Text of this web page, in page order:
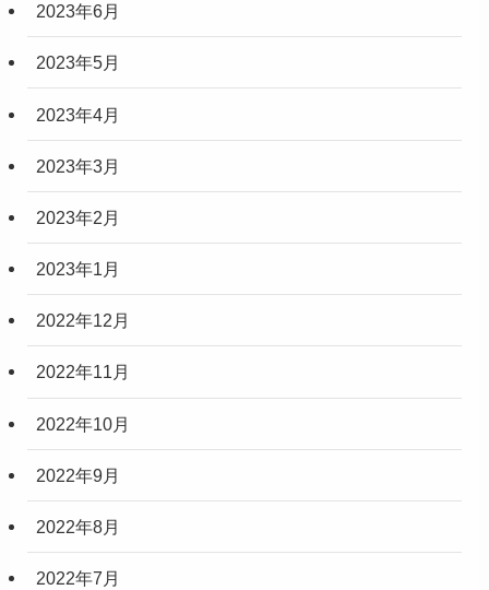
2023年6月
2023年5月
2023年4月
2023年3月
2023年2月
2023年1月
2022年12月
2022年11月
2022年10月
2022年9月
2022年8月
2022年7月